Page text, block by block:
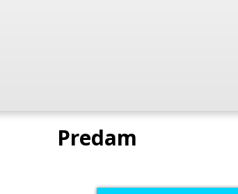
Predam